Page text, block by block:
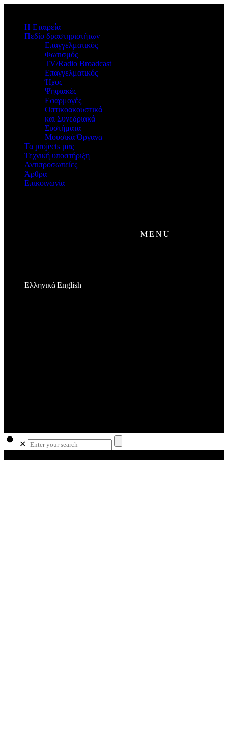
Η Εταιρεία
Πεδίο δραστηριοτήτων
Επαγγελματικός
Φωτισμός
TV/Radio Broadcast
Επαγγελματικός
Ήχος
Ψηφιακές
Εφαρμογές
Οπτικοακουστικά
και Συνεδριακά
Συστήματα
Μουσικά Όργανα
Τα projects μας
Τεχνική υποστήριξη
Αντιπροσωπείες
Άρθρα
Επικοινωνία
MENU
ΕλληνικάEnglish
✕